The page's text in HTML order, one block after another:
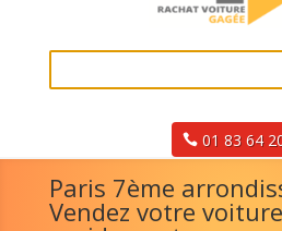
01 83 64
Paris 7ème
Vendez votre